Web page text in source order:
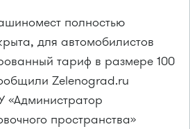
полностью
для автомобилистов
тариф в размере 100
Zelenograd.ru
«Администратор
пространства»